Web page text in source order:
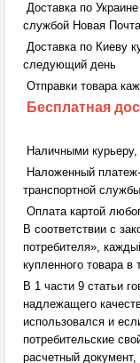
Доставка по
службой Новая
Доставка по Киеву
следующий день
Отправки товара
Бесплатная
Наличными
Наложенный
транспортной службы
Оплата картой
В соответствии с
потребителя»,
купленного товара в
В 1 части 9 статьи
надлежащего
использовался и
потребительские
расчетный